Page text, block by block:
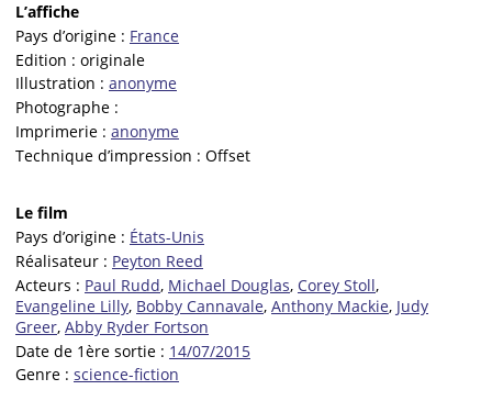
L’affiche
Pays d’origine : France
Edition : originale
Illustration : anonyme
Photographe :
Imprimerie : anonyme
Technique d’impression : Offset
Le film
Pays d’origine : États-Unis
Réalisateur : Peyton Reed
Acteurs : Paul Rudd, Michael Douglas, Corey Stoll,
Evangeline Lilly, Bobby Cannavale, Anthony Mackie, Judy
Greer, Abby Ryder Fortson
Date de 1ère sortie : 14/07/2015
Genre : science-fiction